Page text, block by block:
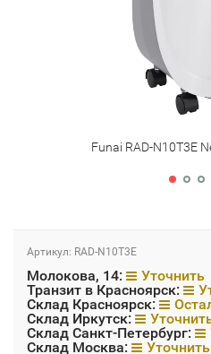
Funai RAD-N10T3E
Артикул: RAD-N10T3E
Молокова, 14:
Уточнить
Транзит в Красноярск:
Склад Красноярск:
Склад Иркутск:
Склад Санкт-Петербург:
Склад Москва:
Уточнить